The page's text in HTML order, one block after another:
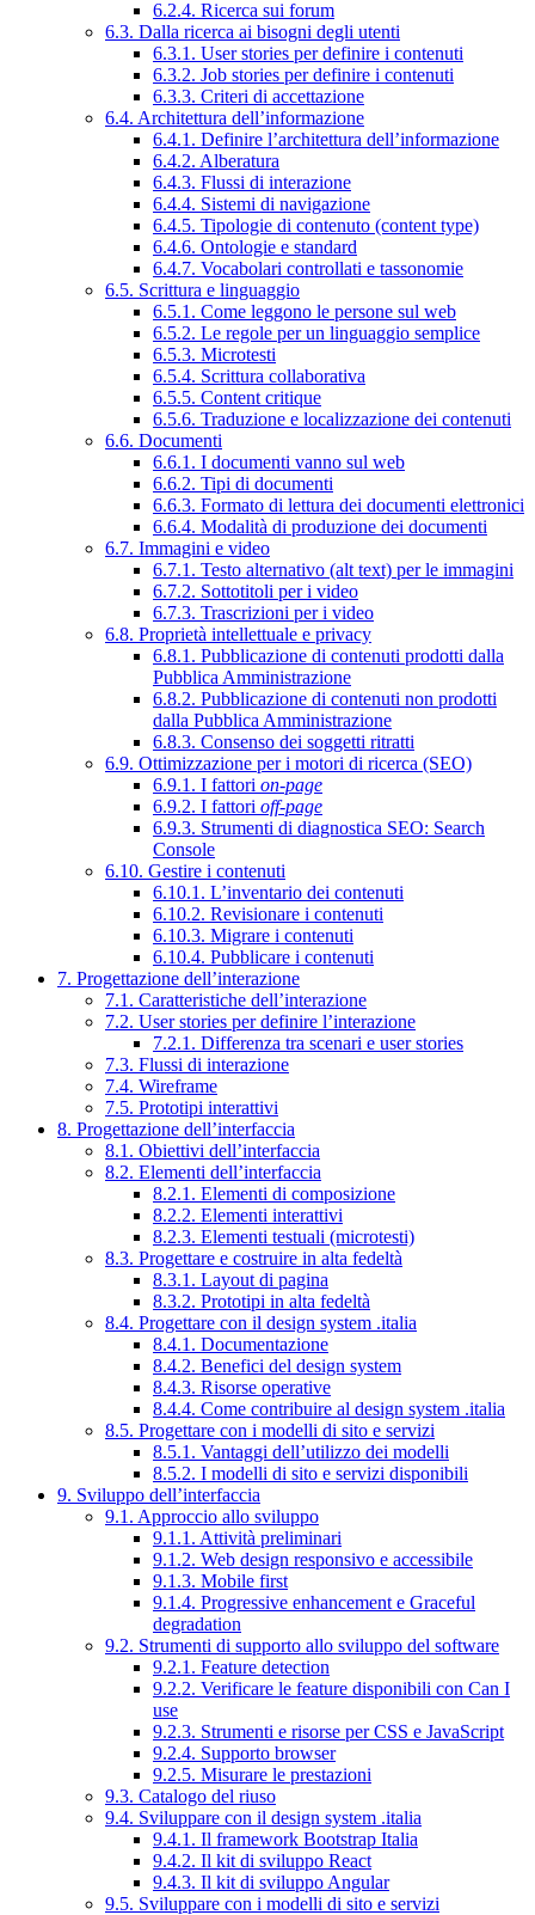
6.2.4. Ricerca sui forum
6.3. Dalla ricerca ai bisogni degli utenti
6.3.1. User stories per definire i contenuti
6.3.2. Job stories per definire i contenuti
6.3.3. Criteri di accettazione
6.4. Architettura dell’informazione
6.4.1. Definire l’architettura dell’informazione
6.4.2. Alberatura
6.4.3. Flussi di interazione
6.4.4. Sistemi di navigazione
6.4.5. Tipologie di contenuto (content type)
6.4.6. Ontologie e standard
6.4.7. Vocabolari controllati e tassonomie
6.5. Scrittura e linguaggio
6.5.1. Come leggono le persone sul web
6.5.2. Le regole per un linguaggio semplice
6.5.3. Microtesti
6.5.4. Scrittura collaborativa
6.5.5. Content critique
6.5.6. Traduzione e localizzazione dei contenuti
6.6. Documenti
6.6.1. I documenti vanno sul web
6.6.2. Tipi di documenti
6.6.3. Formato di lettura dei documenti elettronici
6.6.4. Modalità di produzione dei documenti
6.7. Immagini e video
6.7.1. Testo alternativo (alt text) per le immagini
6.7.2. Sottotitoli per i video
6.7.3. Trascrizioni per i video
6.8. Proprietà intellettuale e privacy
6.8.1. Pubblicazione di contenuti prodotti dalla
Pubblica Amministrazione
6.8.2. Pubblicazione di contenuti non prodotti
dalla Pubblica Amministrazione
6.8.3. Consenso dei soggetti ritratti
6.9. Ottimizzazione per i motori di ricerca (SEO)
6.9.1. I fattori on-page
6.9.2. I fattori off-page
6.9.3. Strumenti di diagnostica SEO: Search
Console
6.10. Gestire i contenuti
6.10.1. L’inventario dei contenuti
6.10.2. Revisionare i contenuti
6.10.3. Migrare i contenuti
6.10.4. Pubblicare i contenuti
7. Progettazione dell’interazione
7.1. Caratteristiche dell’interazione
7.2. User stories per definire l’interazione
7.2.1. Differenza tra scenari e user stories
7.3. Flussi di interazione
7.4. Wireframe
7.5. Prototipi interattivi
8. Progettazione dell’interfaccia
8.1. Obiettivi dell’interfaccia
8.2. Elementi dell’interfaccia
8.2.1. Elementi di composizione
8.2.2. Elementi interattivi
8.2.3. Elementi testuali (microtesti)
8.3. Progettare e costruire in alta fedeltà
8.3.1. Layout di pagina
8.3.2. Prototipi in alta fedeltà
8.4. Progettare con il design system .italia
8.4.1. Documentazione
8.4.2. Benefici del design system
8.4.3. Risorse operative
8.4.4. Come contribuire al design system .italia
8.5. Progettare con i modelli di sito e servizi
8.5.1. Vantaggi dell’utilizzo dei modelli
8.5.2. I modelli di sito e servizi disponibili
9. Sviluppo dell’interfaccia
9.1. Approccio allo sviluppo
9.1.1. Attività preliminari
9.1.2. Web design responsivo e accessibile
9.1.3. Mobile first
9.1.4. Progressive enhancement e Graceful
degradation
9.2. Strumenti di supporto allo sviluppo del software
9.2.1. Feature detection
9.2.2. Verificare le feature disponibili con Can I
use
9.2.3. Strumenti e risorse per CSS e JavaScript
9.2.4. Supporto browser
9.2.5. Misurare le prestazioni
9.3. Catalogo del riuso
9.4. Sviluppare con il design system .italia
9.4.1. Il framework Bootstrap Italia
9.4.2. Il kit di sviluppo React
9.4.3. Il kit di sviluppo Angular
9.5. Sviluppare con i modelli di sito e servizi